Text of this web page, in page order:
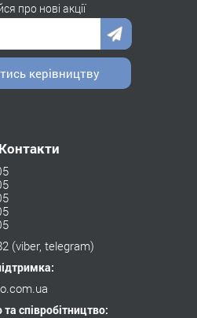
про нові акції
керівництву
Контакти
(viber, telegram)
співробітництво: